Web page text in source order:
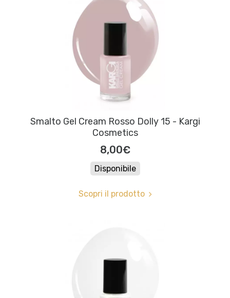
Smalto Gel Cream Rosso Dolly 15 - Kargi
Cosmetics
8,00€
Disponibile
Scopri il prodotto